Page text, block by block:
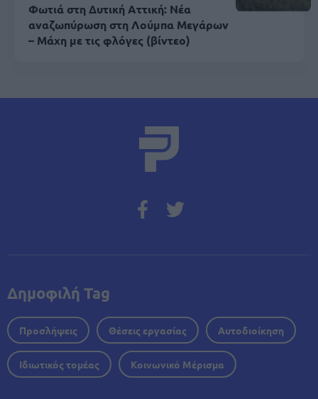
Φωτιά στη Δυτική Αττική: Νέα
αναζωπύρωση στη Λούμπα Μεγάρων
– Μάχη με τις φλόγες (βίντεο)
Δημοφιλή Tag
Προσλήψεις Θέσεις εργασίας Αυτοδιοίκηση
Ιδιωτικός τομέας Κοινωνικό Μέρισμα